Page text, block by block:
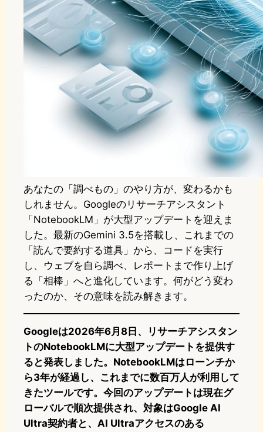
あなたの「調べもの」のやり方が、変わるかも
しれません。Googleのリサーチアシスタント
「NotebookLM」が大型アップデートを迎えま
した。最新のGemini 3.5を搭載し、これまでの
「読んで要約する道具」から、コードを実行
し、ウェブを自ら調べ、レポートまで作り上げ
る「相棒」へと進化しています。何がどう変わ
ったのか、その意味を読み解きます。
Googleは2026年6月8日、リサーチアシスタン
トのNotebookLMに大型アップデートを提供す
ると発表しました。NotebookLMはローンチか
ら3年が経過し、これまでに数百万人が利用して
きたツールです。今回のアップデートは現在グ
ローバルで順次提供され、対象はGoogle AI
Ultra契約者と、AI Ultraアクセスのある